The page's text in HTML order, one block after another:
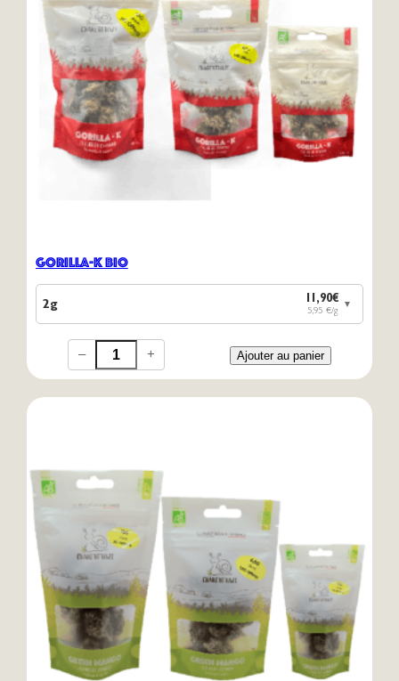
Gorilla-K Bio
2g 11,90€ ▼
5,95 €/g
– + Ajouter au panier